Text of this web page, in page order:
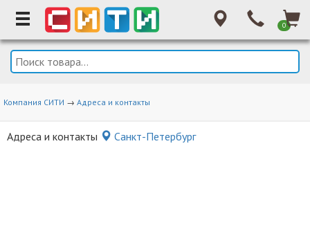
0
Компания СИТИ → Адреса и контакты
Адреса и контакты Санкт-Петербург